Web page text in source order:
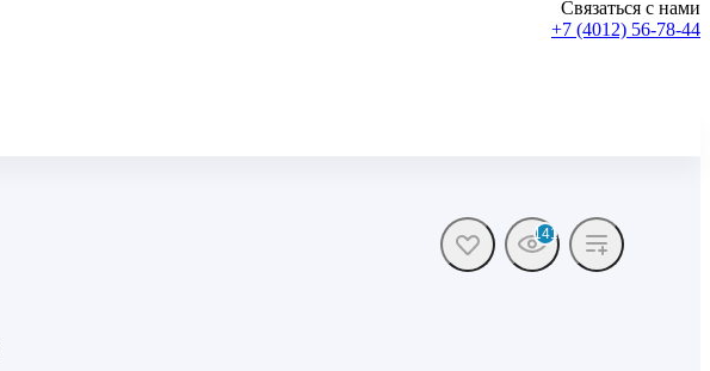
Связаться с нами
+7 (4012) 56-78-44
141